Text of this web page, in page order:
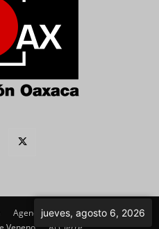
Agenda Política
Imagen
jueves, agosto 6, 2026